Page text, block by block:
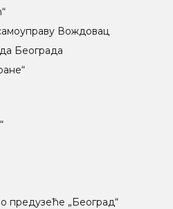
Вождовац
Београда
предузеће „Београд“